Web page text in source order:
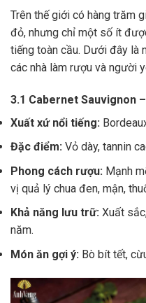
Trên thế giới có hàng trăm
đỏ, nhưng chỉ một số ít
tiếng toàn cầu. Dưới đây là
các nhà làm rượu và người
3.1 Cabernet Sauvignon
Xuất xứ nổi tiếng:
Đặc điểm: Vỏ dày, tannin
Phong cách rượu: Mạnh
vị quả lý chua đen, mận,
Khả năng lưu trữ: Xuất
năm.
Món ăn gợi ý: Bò bít tết,